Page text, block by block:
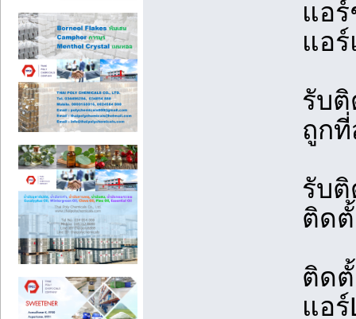
แอ
แอ
รับ
ถูก
รับ
ติด
ติด
แอร์